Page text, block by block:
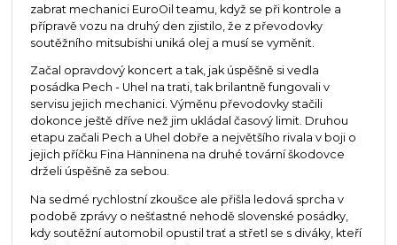
zabrat mechanici EuroOil teamu, když se při kontrole a
přípravě vozu na druhý den zjistilo, že z převodovky
soutěžního mitsubishi uniká olej a musí se vyměnit.
Začal opravdový koncert a tak, jak úspěšně si vedla
posádka Pech - Uhel na trati, tak brilantně fungovali v
servisu jejich mechanici. Výměnu převodovky stačili
dokonce ještě dříve než jim ukládal časový limit. Druhou
etapu začali Pech a Uhel dobře a největšího rivala v boji o
jejich příčku Fina Hänninena na druhé tovární škodovce
drželi úspěšně za sebou.
Na sedmé rychlostní zkoušce ale přišla ledová sprcha v
podobě zprávy o nešťastné nehodě slovenské posádky,
kdy soutěžní automobil opustil trať a střetl se s diváky, kteří